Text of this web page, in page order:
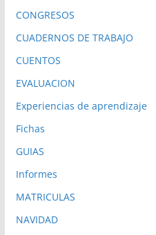
CONGRESOS
CUADERNOS DE TRABAJO
CUENTOS
EVALUACION
Experiencias de aprendizaje
Fichas
GUIAS
Informes
MATRICULAS
NAVIDAD